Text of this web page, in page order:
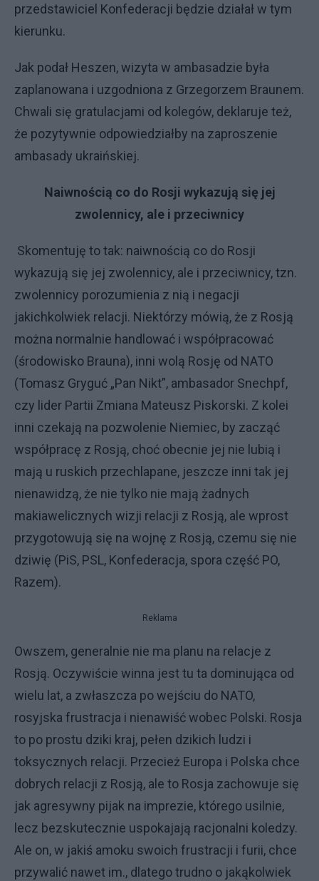
przedstawiciel Konfederacji będzie działał w tym
kierunku.
Jak podał Heszen, wizyta w ambasadzie była
zaplanowana i uzgodniona z Grzegorzem Braunem.
Chwali się gratulacjami od kolegów, deklaruje też,
że pozytywnie odpowiedziałby na zaproszenie
ambasady ukraińskiej.
Naiwnością co do Rosji wykazują się jej
zwolennicy, ale i przeciwnicy
Skomentuję to tak: naiwnością co do Rosji
wykazują się jej zwolennicy, ale i przeciwnicy, tzn.
zwolennicy porozumienia z nią i negacji
jakichkolwiek relacji. Niektórzy mówią, że z Rosją
można normalnie handlować i współpracować
(środowisko Brauna), inni wolą Rosję od NATO
(Tomasz Gryguć „Pan Nikt”, ambasador Snechpf,
czy lider Partii Zmiana Mateusz Piskorski. Z kolei
inni czekają na pozwolenie Niemiec, by zacząć
współpracę z Rosją, choć obecnie jej nie lubią i
mają u ruskich przechlapane, jeszcze inni tak jej
nienawidzą, że nie tylko nie mają żadnych
makiawelicznych wizji relacji z Rosją, ale wprost
przygotowują się na wojnę z Rosją, czemu się nie
dziwię (PiS, PSL, Konfederacja, spora część PO,
Razem).
Reklama
Owszem, generalnie nie ma planu na relacje z
Rosją. Oczywiście winna jest tu ta dominująca od
wielu lat, a zwłaszcza po wejściu do NATO,
rosyjska frustracja i nienawiść wobec Polski. Rosja
to po prostu dziki kraj, pełen dzikich ludzi i
toksycznych relacji. Przecież Europa i Polska chce
dobrych relacji z Rosją, ale to Rosja zachowuje się
jak agresywny pijak na imprezie, którego usilnie,
lecz bezskutecznie uspokajają racjonalni koledzy.
Ale on, w jakiś amoku swoich frustracji i furii, chce
przywalić nawet im., dlatego trudno o jakąkolwiek